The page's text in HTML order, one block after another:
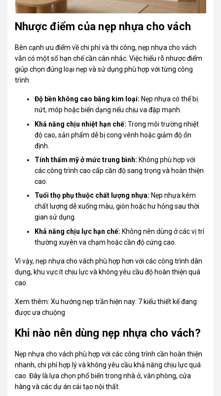
Nhược điểm của nẹp nhựa cho vách
Bên cạnh ưu điểm về chi phí và thi công, nẹp nhựa cho vách
vẫn có một số hạn chế cần cân nhắc. Việc hiểu rõ nhược điểm
giúp chọn đúng loại nẹp và sử dụng phù hợp với từng công
trình.
Độ bền không cao bằng kim loại: Nẹp nhựa có thể bị
nứt, móp hoặc biến dạng nếu chịu va đập mạnh.
Khả năng chịu nhiệt hạn chế: Trong môi trường nhiệt
độ cao, sản phẩm dễ bị cong vênh hoặc giảm độ ổn
định.
Tính thẩm mỹ ở mức trung bình: Không phù hợp với
các công trình cao cấp cần độ sang trọng và hoàn thiện
cao.
Tuổi thọ phụ thuộc chất lượng nhựa: Nẹp nhựa kém
chất lượng dễ xuống màu, giòn hoặc hư hỏng sau thời
gian sử dụng.
Khả năng chịu lực hạn chế: Không nên dùng ở các vị trí
thường xuyên va chạm hoặc cần độ cứng cao.
Vì vậy, nẹp nhựa cho vách phù hợp hơn với các công trình dân
dụng, khu vực ít chịu lực và không yêu cầu độ hoàn thiện quá
cao.
Xem thêm:Xu hướng nẹp trần hiện nay: 7 kiểu thiết kế đang
được ưa chuộng
Khi nào nên dùng nẹp nhựa cho vách?
Nẹp nhựa cho vách phù hợp với các công trình cần hoàn thiện
nhanh, chi phí hợp lý và không yêu cầu khả năng chịu lực quá
cao. Đây là lựa chọn phổ biến trong nhà ở, văn phòng, cửa
hàng và các dự án cải tạo nội thất.